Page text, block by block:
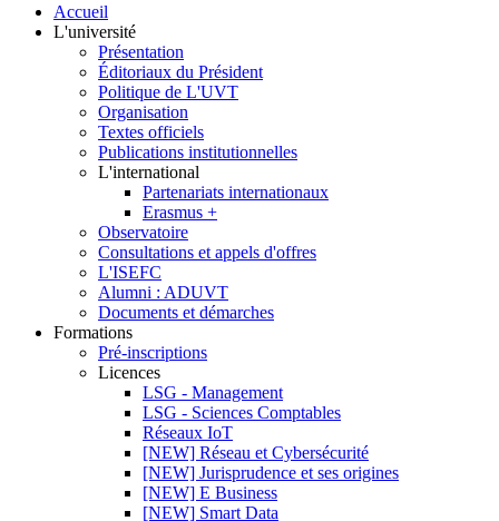
Accueil
L'université
Présentation
Éditoriaux du Président
Politique de L'UVT
Organisation
Textes officiels
Publications institutionnelles
L'international
Partenariats internationaux
Erasmus +
Observatoire
Consultations et appels d'offres
L'ISEFC
Alumni : ADUVT
Documents et démarches
Formations
Pré-inscriptions
Licences
LSG - Management
LSG - Sciences Comptables
Réseaux IoT
[NEW] Réseau et Cybersécurité
[NEW] Jurisprudence et ses origines
[NEW] E Business
[NEW] Smart Data